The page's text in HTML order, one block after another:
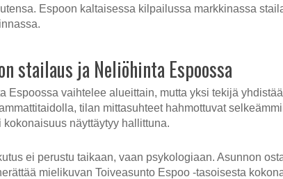
Espoon kaltaisessa kilpailussa markkinassa
stailaus ja Neliöhinta Espoossa
Espoossa vaihtelee alueittain, mutta yksi tekijä
tilan mittasuhteet hahmottuvat
kokonaisuus näyttäytyy hallittuna.
ei perustu taikaan, vaan psykologiaan. Asunnon
mielikuvan Toiveasunto Espoo -tasoisesta